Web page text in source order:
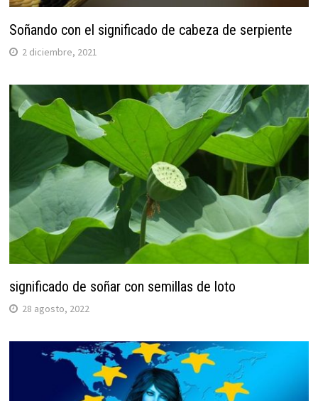
Soñando con el significado de cabeza de serpiente
2 diciembre, 2021
significado de soñar con semillas de loto
28 agosto, 2022